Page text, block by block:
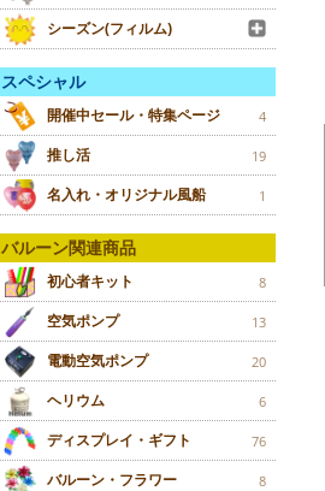
シーズン(フィルム)
スペシャル
開催中セール・特集ページ 4
推し活 19
名入れ・オリジナル風船 1
バルーン関連商品
初心者キット 8
空気ポンプ 13
電動空気ポンプ 20
ヘリウム 6
ディスプレイ・ギフト 76
バルーン・フラワー 8